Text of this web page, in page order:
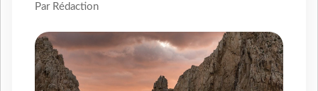
Par Rédaction